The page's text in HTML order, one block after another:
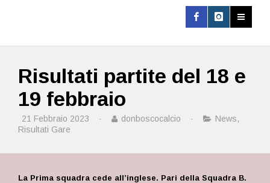
Risultati partite del 18 e
19 febbraio
21 Febbraio 2023 · donboscocalcio · News,
Risultati Gare
La Prima squadra cede all’inglese. Pari della Squadra B.